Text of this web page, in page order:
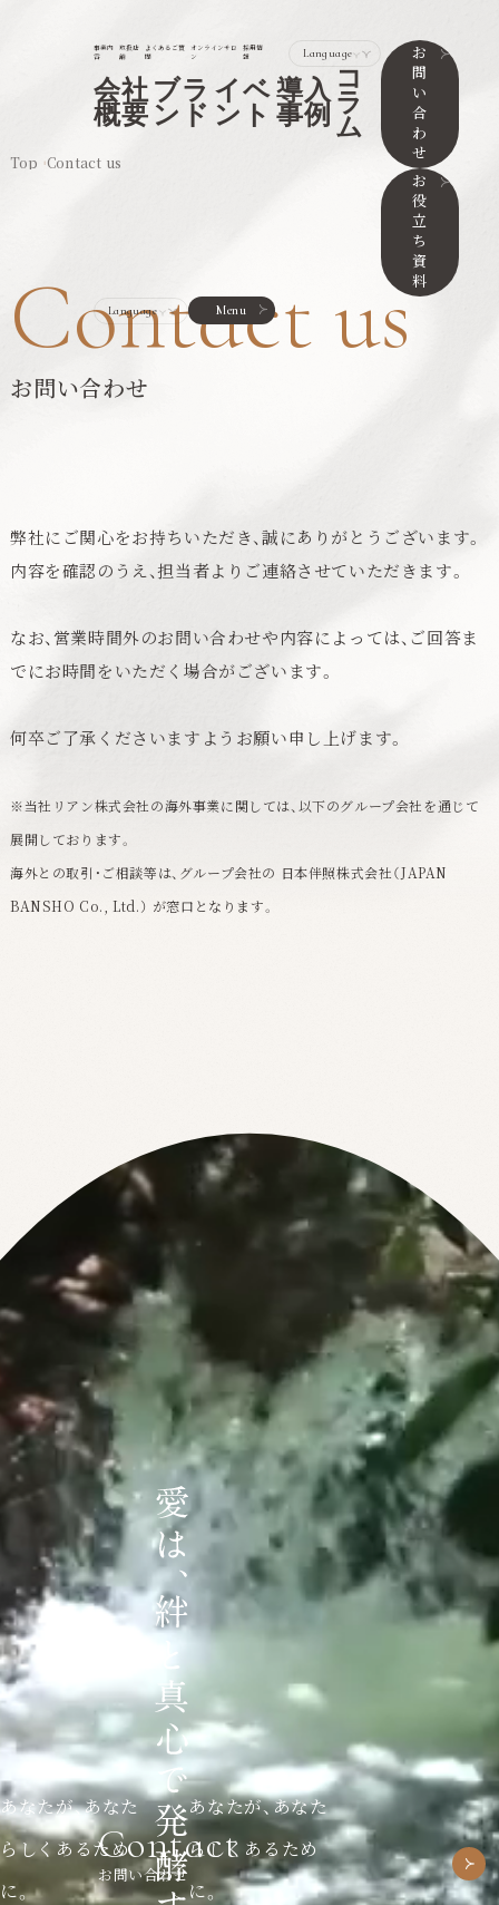
事業内
容
取扱店
舗
よくあるご質
問
オンラインサロ
ン
採用情
報
会社
概要
ブラ
ンド
イベ
ント
導入
事例
コ
ラ
ム
お
問
い
合
わ
せ
お
役
立
ち
資
料
Menu
Top Contact us
Contact us
お問い合わせ
弊社にご関心をお持ちいただき、誠にありがとうございます。
内容を確認のうえ、担当者よりご連絡させていただきます。
なお、営業時間外のお問い合わせや内容によっては、ご回答ま
でにお時間をいただく場合がございます。
何卒ご了承くださいますようお願い申し上げます。
※当社リアン株式会社の海外事業に関しては、以下のグループ会社を通じて
展開しております。
海外との取引・ご相談等は、グループ会社の 日本伴照株式会社（JAPAN
BANSHO Co., Ltd.） が窓口となります。
あなたが、あなた
らしくあるため
に。
あなたが、あなた
らしくあるため
に。
Contact
お問い合わせ